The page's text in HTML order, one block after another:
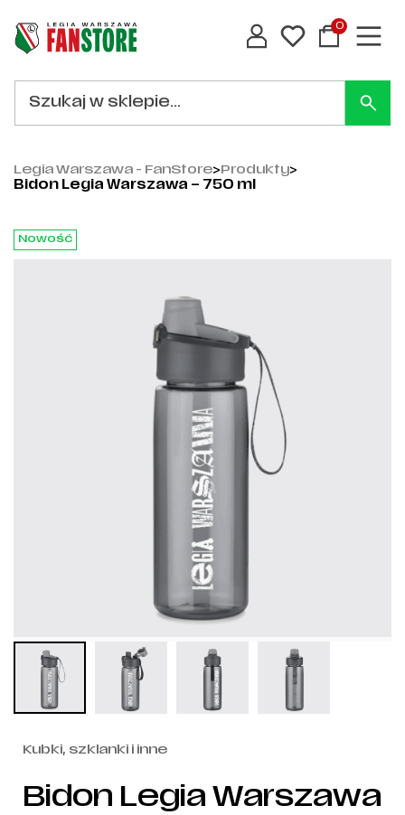
0
Legia Warszawa - FanStore>Produkty>
Bidon Legia Warszawa – 750 ml
Nowość
Kubki, szklanki i inne
Bidon Legia Warszawa